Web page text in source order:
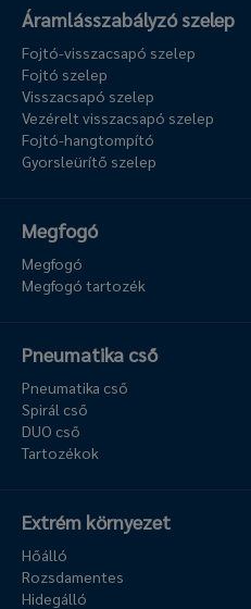
Áramlásszabályzó szelep
Fojtó-visszacsapó szelep
Fojtó szelep
Visszacsapó szelep
Vezérelt visszacsapó szelep
Fojtó-hangtompító
Gyorsleürítő szelep
Megfogó
Megfogó
Megfogó tartozék
Pneumatika cső
Pneumatika cső
Spirál cső
DUO cső
Tartozékok
Extrém környezet
Hőálló
Rozsdamentes
Hidegálló